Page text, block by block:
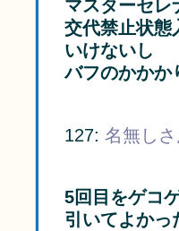
マスターセレ
交代禁止状態
いけないし
バフのかかか
127: 名無し
5回目をゲコ
引いてよかっ